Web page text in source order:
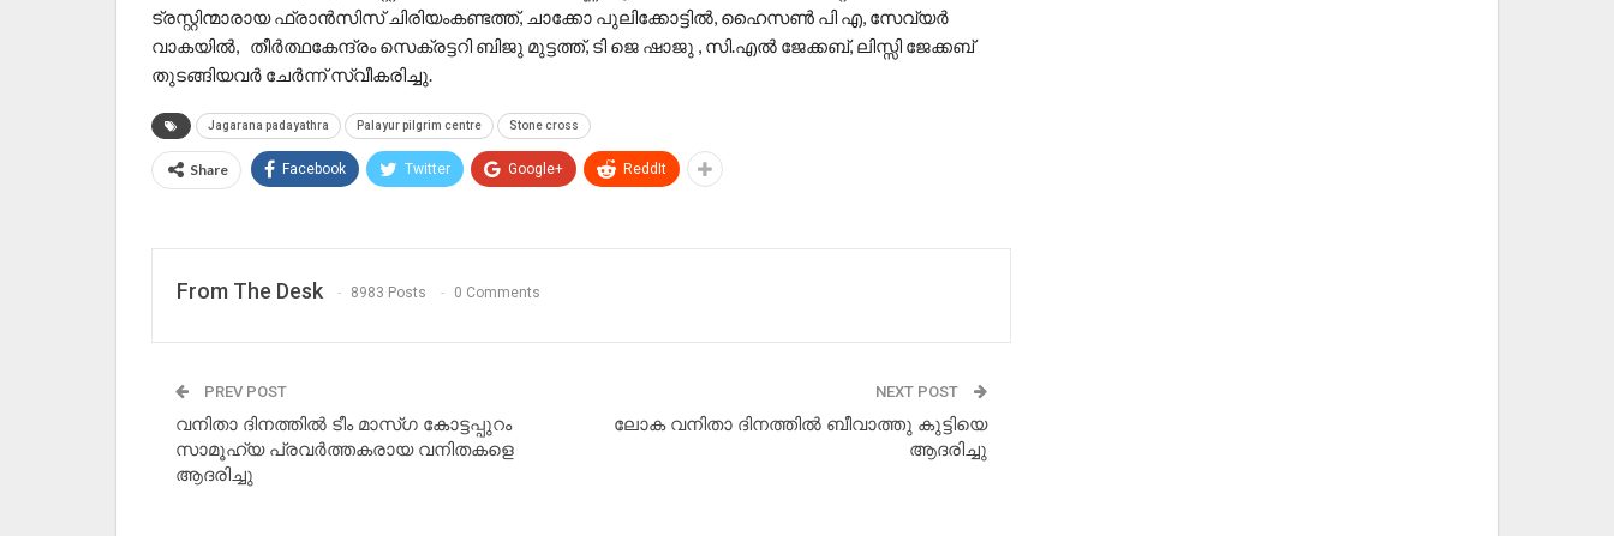
ട്രസ്റ്റിന്മാരായ ഫ്രാൻസിസ് ചിരിയംകണ്ടത്ത്, ചാക്കോ പുലിക്കോട്ടിൽ, ഹൈസൺ പി എ, സേവ്യർ
വാകയിൽ, തീർത്ഥകേന്ദ്രം സെക്രട്ടറി ബിജു മുട്ടത്ത്, ടി ജെ ഷാജു , സി.എൽ ജേക്കബ്, ലിസ്സി ജേക്കബ്
തുടങ്ങിയവർ ചേർന്ന് സ്വീകരിച്ചു.
Jagarana padayathra Palayur pilgrim centre Stone cross
Share Facebook Twitter Google+ ReddIt
From The Desk 8983 Posts 0 Comments
PREV POST
വനിതാ ദിനത്തിൽ ടീം മാസ്ഗ കോട്ടപ്പുറം
സാമൂഹ്യ പ്രവർത്തകരായ വനിതകളെ
ആദരിച്ചു
NEXT POST
ലോക വനിതാ ദിനത്തിൽ ബീവാത്തു കുട്ടിയെ
ആദരിച്ചു